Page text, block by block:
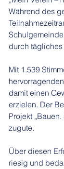
Während des
durch
Mit 1.539
damit einen
erzielen. Der
Projekt
zugute.
Über diesen
riesig und